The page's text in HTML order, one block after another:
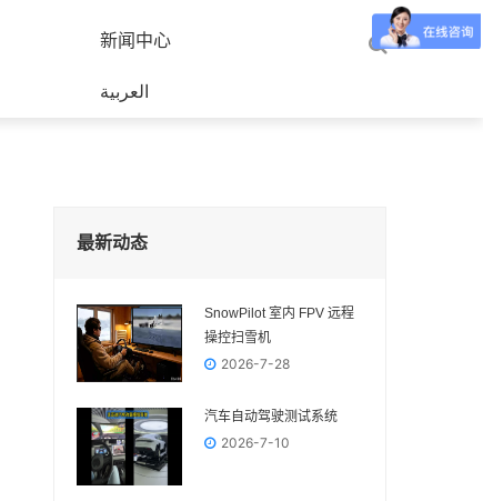
新闻中心
العربية
最新动态
SnowPilot 室内 FPV 远程
操控扫雪机
2026-7-28
汽车自动驾驶测试系统
2026-7-10